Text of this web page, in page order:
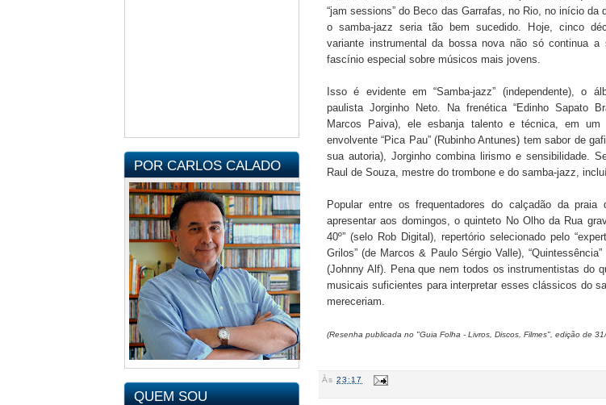
POR CARLOS CALADO
QUEM SOU
“jam sessions” do Beco das Garrafas, no Rio, no início da
o samba-jazz seria tão bem sucedido. Hoje, cinco
variante instrumental da bossa nova não só continua
fascínio especial sobre músicos mais jovens.
Isso é evidente em “Samba-jazz” (independente), o
paulista Jorginho Neto. Na frenética “Edinho Sapato
Marcos Paiva), ele esbanja talento e técnica, em
envolvente “Pica Pau” (Rubinho Antunes) tem sabor de
sua autoria), Jorginho combina lirismo e sensibilidade.
Raul de Souza, mestre do trombone e do samba-jazz,
Popular entre os frequentadores do calçadão da
apresentar aos domingos, o quinteto No Olho da Rua
40º” (selo Rob Digital), repertório selecionado pelo
Grilos” (de Marcos & Paulo Sérgio Valle),
(Johnny Alf). Pena que nem todos os instrumentistas do
musicais suficientes para interpretar esses clássicos do
mereceriam.
(Resenha publicada no "Guia Folha - Livros, Discos, Filmes", edição de
Às23:17